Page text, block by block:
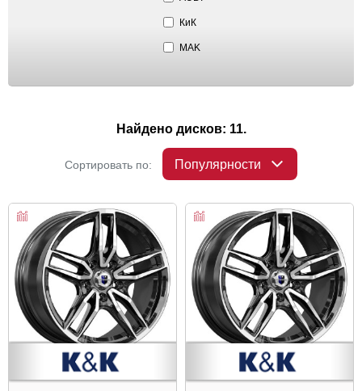
КиК
MAK
Найдено дисков: 11.
Сортировать по: Популярности